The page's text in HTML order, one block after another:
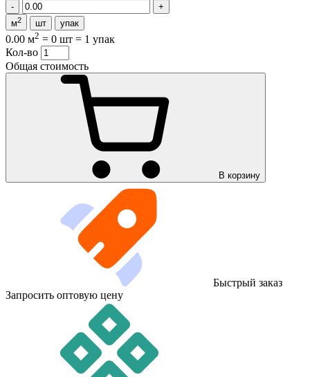
м2 шт упак
0.00 м2 = 0 шт = 1 упак
Кол-во
Общая стоимость
В корзину
Быстрый заказ
Запросить оптовую цену